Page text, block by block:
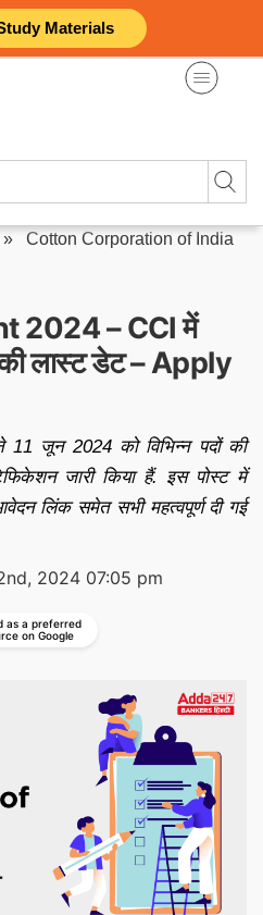
Materials
» Cotton Corporation of India
2024 – CCI में
लास्ट डेट – Apply
11 जून 2024 को विभिन्न पदों की
जारी किया हैं. इस पोस्ट में
लिंक समेत सभी महत्वपूर्ण दी गई
2024 07:05 pm
as a preferred
on Google